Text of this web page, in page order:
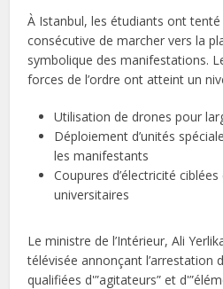
À Istanbul, les étudiants ont
consécutive de marcher vers la
symbolique des manifestations.
forces de l’ordre ont atteint un
Utilisation de drones pour
Déploiement d’unités
les manifestants
Coupures d’électricité
universitaires
Le ministre de l’Intérieur, Ali
télévisée annonçant l’arrestation
qualifiées d'”agitateurs” et